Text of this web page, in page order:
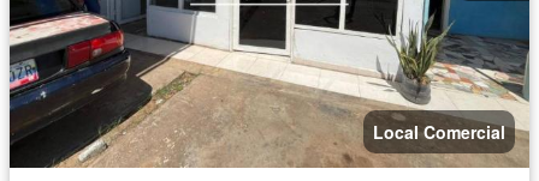
Local Comercial